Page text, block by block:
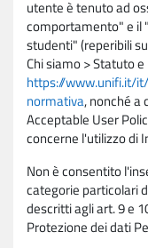
utente è tenuto ad
comportamento" e il
studenti" (reperibili
Chi siamo > Statuto
https://www.unifi.it/
normativa, nonché
Acceptable User
concerne l'utilizzo di
Non è consentito
categorie particolari
descritti agli art. 9 e
Protezione dei dati